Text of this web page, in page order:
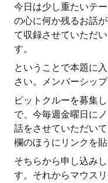
今日は少し重たいテ
の心に何か残るお話
て収録させていただ
す。
ということで本題に
さい。メンバーシッ
ピットクルーを募集
で、今毎週金曜日に
話をさせていただい
欄のほうにリンクを
そちらから申し込み
す。それからマウス